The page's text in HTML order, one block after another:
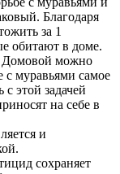
Благодаря
за 1
обитают в доме.
Домовой можно
с муравьями самое
этой задачей
на себе в
и
сохраняет